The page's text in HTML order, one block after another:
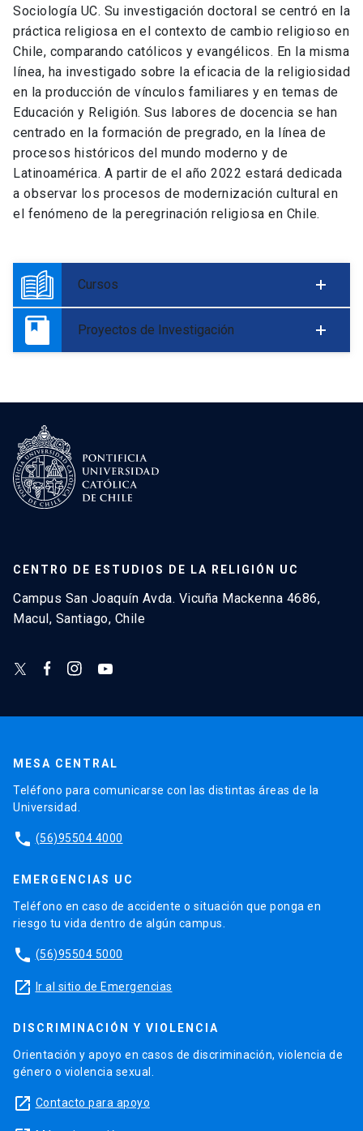
Sociología UC. Su investigación doctoral se centró en la
práctica religiosa en el contexto de cambio religioso en
Chile, comparando católicos y evangélicos. En la misma
línea, ha investigado sobre la eficacia de la religiosidad
en la producción de vínculos familiares y en temas de
Educación y Religión. Sus labores de docencia se han
centrado en la formación de pregrado, en la línea de
procesos históricos del mundo moderno y de
Latinoamérica. A partir de el año 2022 estará dedicada
a observar los procesos de modernización cultural en
el fenómeno de la peregrinación religiosa en Chile.
Cursos
Proyectos de Investigación
CENTRO DE ESTUDIOS DE LA RELIGIÓN UC
Campus San Joaquín Avda. Vicuña Mackenna 4686,
Macul, Santiago, Chile
MESA CENTRAL
Teléfono para comunicarse con las distintas áreas de la
Universidad.
phone (56)95504 4000
EMERGENCIAS UC
Teléfono en caso de accidente o situación que ponga en
riesgo tu vida dentro de algún campus.
phone (56)95504 5000
launch Ir al sitio de Emergencias
DISCRIMINACIÓN Y VIOLENCIA
Orientación y apoyo en casos de discriminación, violencia de
género o violencia sexual.
launch Contacto para apoyo